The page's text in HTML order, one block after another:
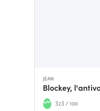
JEAN
323 / 100